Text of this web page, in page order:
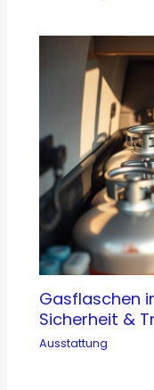
Gasflaschen
Sicherheit &
Ausstattung